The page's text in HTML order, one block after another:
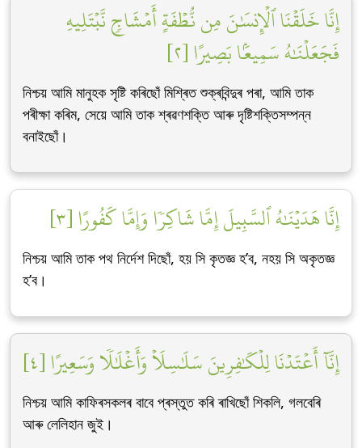
إِنَّا خَلَقۡنَا ٱلۡإِنسَٰنَ مِن نُّطۡفَةٍ أَمۡشَاجٖ نَّبۡتَلِيهِ
فَجَعَلۡنَٰهُ سَمِيعَۢا بَصِيرًا [٢]
নিশ্চয় আমি মানুহক সৃষ্টি কৰিছোঁ মিশ্ৰিত শুক্ৰবিন্দুৰ পৰা, আমি তাক
পৰীক্ষা কৰিম, সেয়ে আমি তাক শ্ৰৱণশক্তি আৰু দৃষ্টিশক্তিসম্পন্ন
বনাইছোঁ।
إِنَّا هَدَيۡنَٰهُ ٱلسَّبِيلَ إِمَّا شَاكِرٗا وَإِمَّا كَفُورًا [٣]
নিশ্চয় আমি তাক পথ নিৰ্দেশ দিছোঁ, হয় সি কৃতজ্ঞ হ’ব, নহয় সি অকৃতজ্ঞ
হ’ব।
إِنَّآ أَعۡتَدۡنَا لِلۡكَٰفِرِينَ سَلَٰسِلَاْ وَأَغۡلَٰلٗا وَسَعِيرًا [٤]
নিশ্চয় আমি কাফিৰসকলৰ বাবে প্ৰস্তুত কৰি ৰাখিছোঁ শিকলি, গলবেৰি
আৰু লেলিহান জুই।